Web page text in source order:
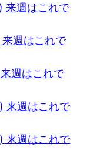
週はこれで
週はこれで
週はこれで
週はこれで
週はこれで